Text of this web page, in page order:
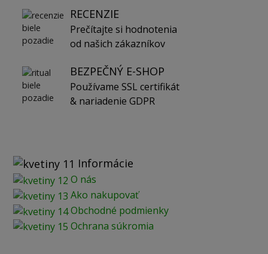
RECENZIE
Prečítajte si hodnotenia
od našich zákazníkov
BEZPEČNÝ E-SHOP
Používame SSL certifikát
& nariadenie GDPR
Informácie
O nás
Ako nakupovať
Obchodné podmienky
Ochrana súkromia